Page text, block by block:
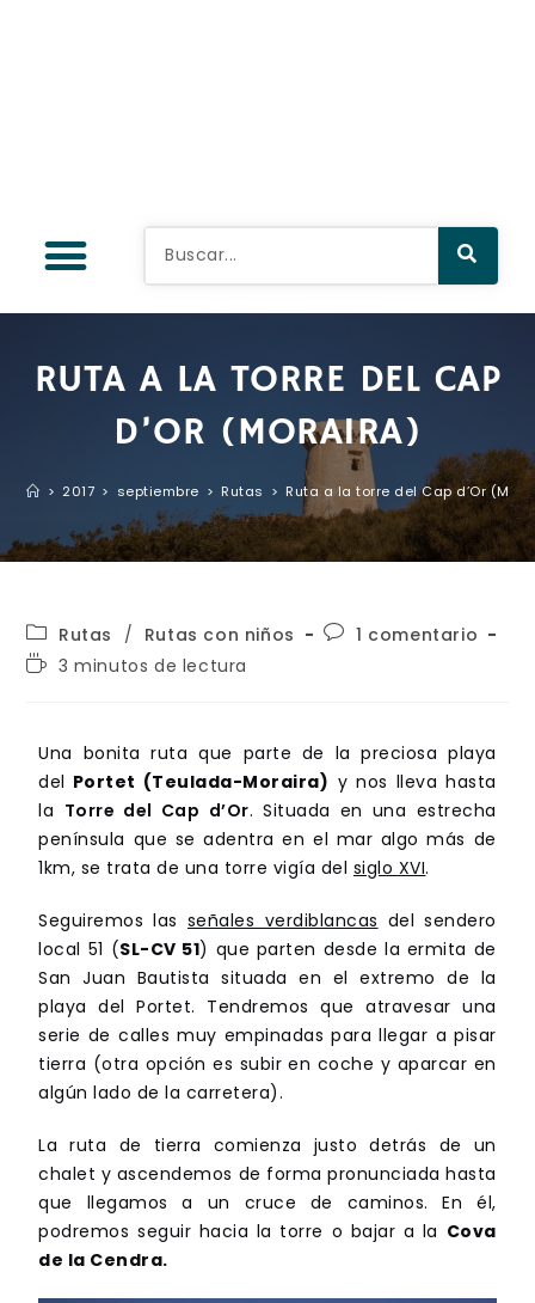
RUTA A LA TORRE DEL CAP
D’OR (MORAIRA)
> 2017 > septiembre > Rutas > Ruta a la torre del Cap d’Or
Rutas / Rutas con niños
1 comentario
3 minutos de lectura
Una bonita ruta que parte de la preciosa playa
del Portet (Teulada-Moraira) y nos lleva hasta
la Torre del Cap d’Or. Situada en una estrecha
península que se adentra en el mar algo más de
1km, se trata de una torre vigía del siglo XVI.
Seguiremos las señales verdiblancas del sendero
local 51 (SL-CV 51) que parten desde la ermita de
San Juan Bautista situada en el extremo de la
playa del Portet. Tendremos que atravesar una
serie de calles muy empinadas para llegar a pisar
tierra (otra opción es subir en coche y aparcar en
algún lado de la carretera).
La ruta de tierra comienza justo detrás de un
chalet y ascendemos de forma pronunciada hasta
que llegamos a un cruce de caminos. En él,
podremos seguir hacia la torre o bajar a la Cova
de la Cendra.